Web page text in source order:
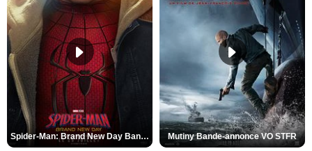
Spider-Man: Brand New Day Bande-annonce VO STFR Mutiny Bande-annonce VO STFR